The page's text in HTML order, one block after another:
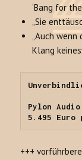
‘Bang for
„Sie
„Auch wenn
Klang
Pylon
5.495 Euro
+++